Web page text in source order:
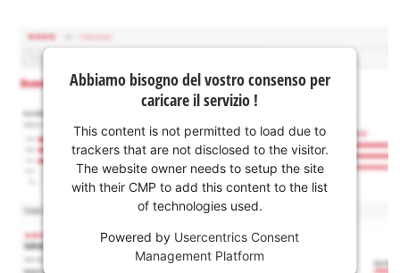
Abbiamo bisogno del vostro consenso per
caricare il servizio !
This content is not permitted to load due to
trackers that are not disclosed to the visitor.
The website owner needs to setup the site
with their CMP to add this content to the list
of technologies used.
Powered by Usercentrics Consent
Management Platform